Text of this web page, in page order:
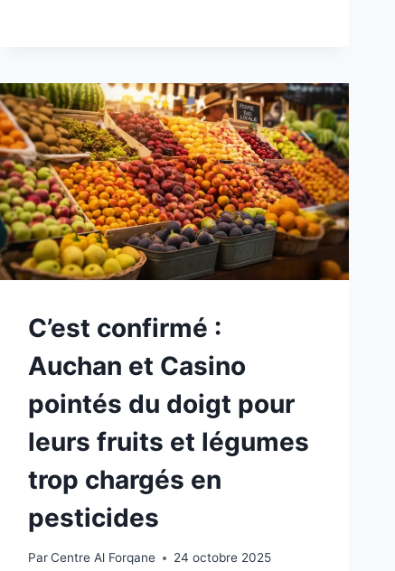
C’est confirmé :
Auchan et Casino
pointés du doigt pour
leurs fruits et légumes
trop chargés en
pesticides
Par Centre Al Forqane 24 octobre 2025